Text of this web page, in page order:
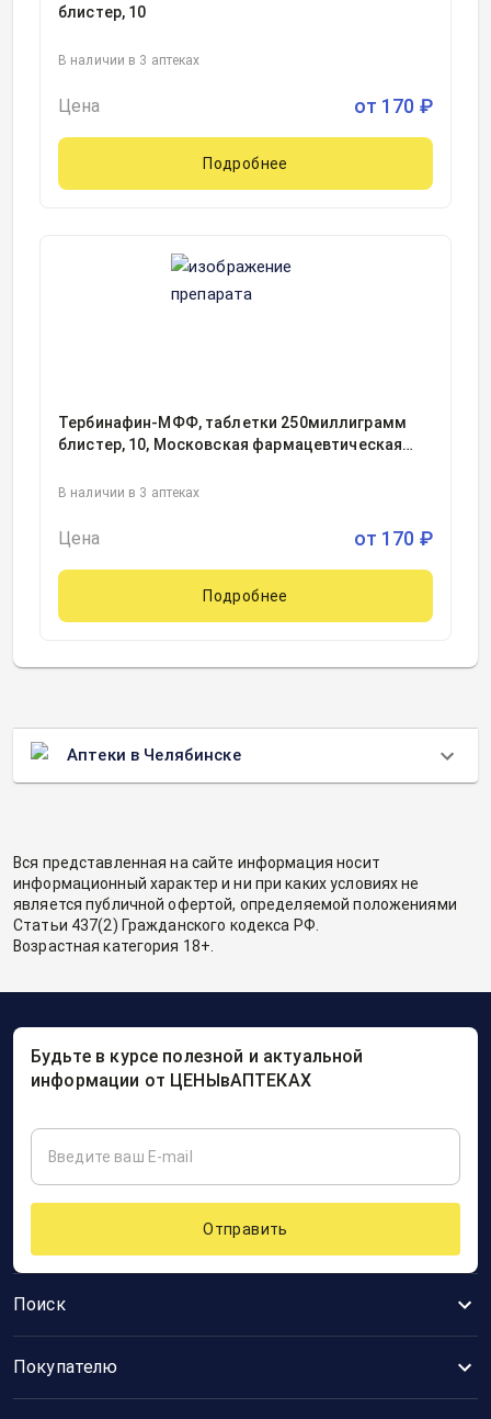
блистер, 10
В наличии в 3 аптеках
Цена от 170 ₽
Подробнее
Тербинафин-МФФ, таблетки 250миллиграмм
блистер, 10, Московская фармацевтическая
В наличии в 3 аптеках
Цена от 170 ₽
Подробнее
Аптеки в Челябинске
Вся представленная на сайте информация носит
информационный характер и ни при каких условиях не
является публичной офертой, определяемой положениями
Статьи 437(2) Гражданского кодекса РФ.
Возрастная категория 18+.
Поиск
Покупателю
Будьте в курсе полезной и актуальной
информации от ЦЕНЫвАПТЕКАХ
Отправить